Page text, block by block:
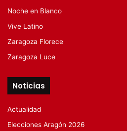
Noche en Blanco
Vive Latino
Zaragoza Florece
Zaragoza Luce
Noticias
Actualidad
Elecciones Aragón 2026